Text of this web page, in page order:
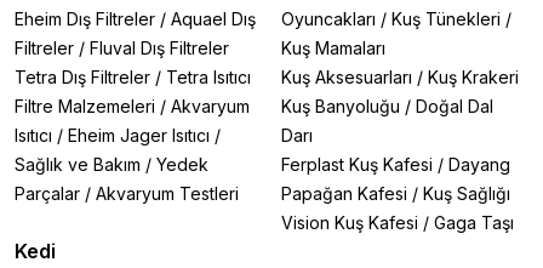
Eheim Dış Filtreler / Aquael Dış
Filtreler / Fluval Dış Filtreler
Tetra Dış Filtreler / Tetra Isıtıcı
Filtre Malzemeleri / Akvaryum
Isıtıcı / Eheim Jager Isıtıcı /
Sağlık ve Bakım / Yedek
Parçalar / Akvaryum Testleri
Kedi
Oyuncakları / Kuş Tünekleri /
Kuş Mamaları
Kuş Aksesuarları / Kuş Krakeri
Kuş Banyoluğu / Doğal Dal
Darı
Ferplast Kuş Kafesi / Dayang
Papağan Kafesi / Kuş Sağlığı
Vision Kuş Kafesi / Gaga Taşı